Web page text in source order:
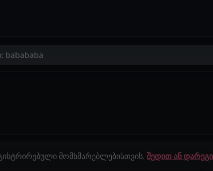
babababa
მომხმარებლებისთვის. შედით ან